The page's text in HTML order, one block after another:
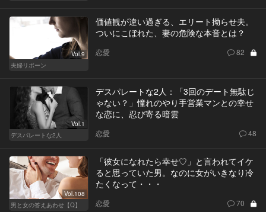
Vol.9
夫婦リボーン
価値観が違い過ぎる、エリート拗らせ夫。
ついにこぼれた、妻の危険な本音とは？
恋愛 82
Vol.1
デスパレートな2人
デスパレートな2人：「3回のデート無駄じ
ゃない？」憧れのやり手営業マンとの幸せ
な恋に、忍び寄る暗雲
恋愛 48
Vol.108
男と女の答えあわせ【Q】
「彼女になれたら幸せ♡」と言われてイケ
ると思っていた男。なのに女がいきなり冷
たくなって・・・
恋愛 70